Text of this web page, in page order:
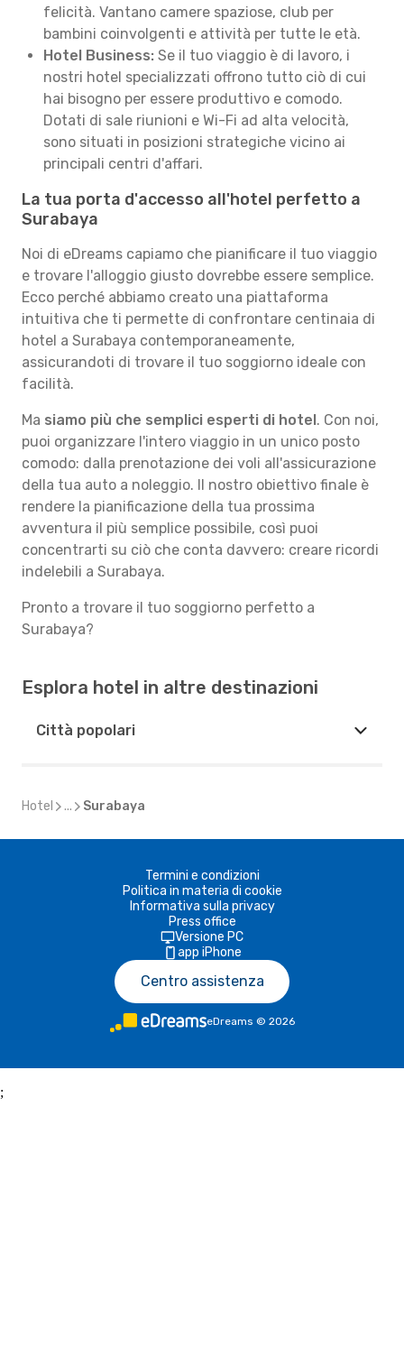
felicità. Vantano camere spaziose, club per
bambini coinvolgenti e attività per tutte le età.
Hotel Business: Se il tuo viaggio è di lavoro, i
nostri hotel specializzati offrono tutto ciò di cui
hai bisogno per essere produttivo e comodo.
Dotati di sale riunioni e Wi-Fi ad alta velocità,
sono situati in posizioni strategiche vicino ai
principali centri d'affari.
La tua porta d'accesso all'hotel perfetto a
Surabaya
Noi di eDreams capiamo che pianificare il tuo viaggio
e trovare l'alloggio giusto dovrebbe essere semplice.
Ecco perché abbiamo creato una piattaforma
intuitiva che ti permette di confrontare centinaia di
hotel a Surabaya contemporaneamente,
assicurandoti di trovare il tuo soggiorno ideale con
facilità.
Ma siamo più che semplici esperti di hotel. Con noi,
puoi organizzare l'intero viaggio in un unico posto
comodo: dalla prenotazione dei voli all'assicurazione
della tua auto a noleggio. Il nostro obiettivo finale è
rendere la pianificazione della tua prossima
avventura il più semplice possibile, così puoi
concentrarti su ciò che conta davvero: creare ricordi
indelebili a Surabaya.
Pronto a trovare il tuo soggiorno perfetto a
Surabaya?
Esplora hotel in altre destinazioni
Città popolari
Hotel ... Surabaya
Termini e condizioni
Politica in materia di cookie
Informativa sulla privacy
Press office
Versione PC
app iPhone
Centro assistenza
eDreams © 2026
;